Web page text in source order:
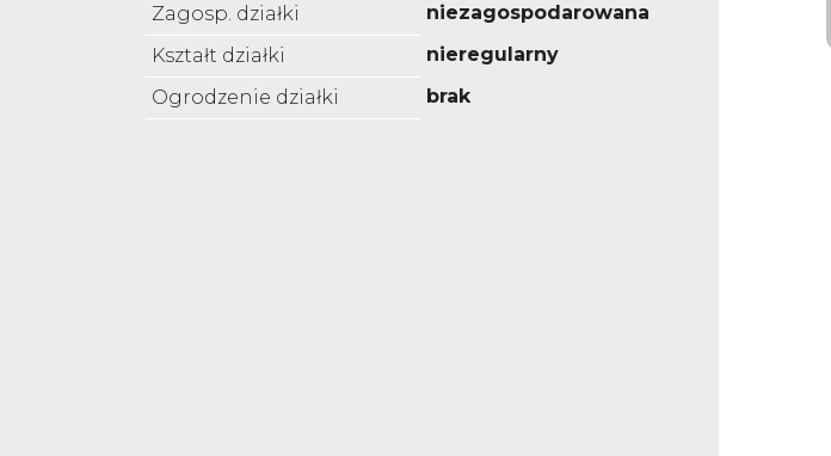
Zagosp. działki
niezagospodarowana
Kształt działki
nieregularny
Ogrodzenie działki
brak